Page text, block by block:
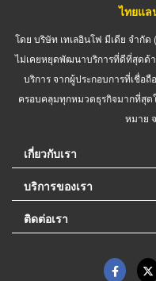
ไทยแล
โดย บริษัท เทเลอินโฟ มีเดีย จำกั
ไม่เคยหยุดพัฒนาบริการที่ดีที่สุดด้
บริการ จากผู้ประกอบการที่เชื่อ
ครอบคลุมทุกหมวดธุรกิจมากที่สุด
หมาย
เกี่ยวกับเรา
บริการของเรา
ติดต่อเรา